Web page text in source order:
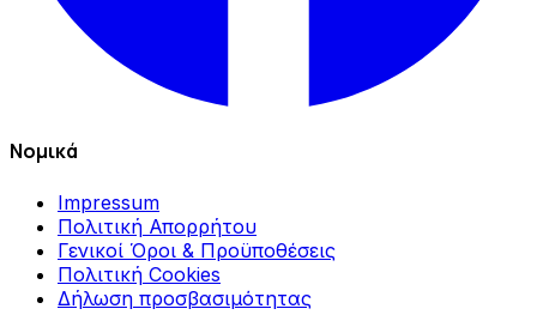
Νομικά
Impressum
Πολιτική Απορρήτου
Γενικοί Όροι & Προϋποθέσεις
Πολιτική Cookies
Δήλωση προσβασιμότητας